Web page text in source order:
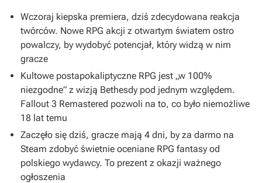
Wczoraj kiepska premiera, dziś zdecydowana reakcja
twórców. Nowe RPG akcji z otwartym światem ostro
powalczy, by wydobyć potencjał, który widzą w nim
gracze
Kultowe postapokaliptyczne RPG jest „w 100%
niezgodne” z wizją Bethesdy pod jednym względem.
Fallout 3 Remastered pozwoli na to, co było niemożliwe
18 lat temu
Zaczęło się dziś, gracze mają 4 dni, by za darmo na
Steam zdobyć świetnie oceniane RPG fantasy od
polskiego wydawcy. To prezent z okazji ważnego
ogłoszenia